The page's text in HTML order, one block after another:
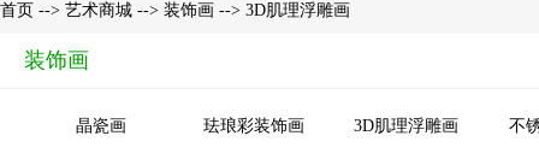
首页 --> 艺术商城 --> 装饰画 --> 3D肌理浮雕画
装饰画
晶瓷画 珐琅彩装饰画 3D肌理浮雕画 不